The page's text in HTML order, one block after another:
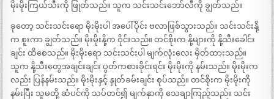
မိုးမိုးကြယ်သီးကို ဖြုတ်သည်။ သူက သင်းသင်းဘော်လီကို ချွတ်သည်။
ခုတော့ သင်းသင်းရော မိုးမိုးပါ အပေါ်ပိုင်း ဗလာဖြစ်သွားသည်။ သင်းသင်းနို့
က စူးကာ ချွတ်သည်။ မိုးမိုးနို့က ဝိုင်းသည်။ တင်စိုးက နို့များကို နို့သီးခေါင်း
ချင်း ထိစေသည်။ မိုးမိုးရော သင်းသင်းပါ မျက်လုံးလေး မှိတ်ထားသည်။
သူက နို့သီးတွေအချင်းချင်း ပွတ်ကစားခိုင်းရင်း မိုးမိုးကို နမ်းသည်။ မိုးမိုးက
လည်း ပြန်နမ်းသည်။ မိုးမိုးနှင့် နှုတ်ခမ်းချင်း စုပ်သည်။ တင်စိုးက မိုးမိုးကို
နမ်းပြီး သူမတို့ ဆံပင်ကို သပ်တင်၍ မျက်နှာကို သေချာကြည့်သည်။ သင်း